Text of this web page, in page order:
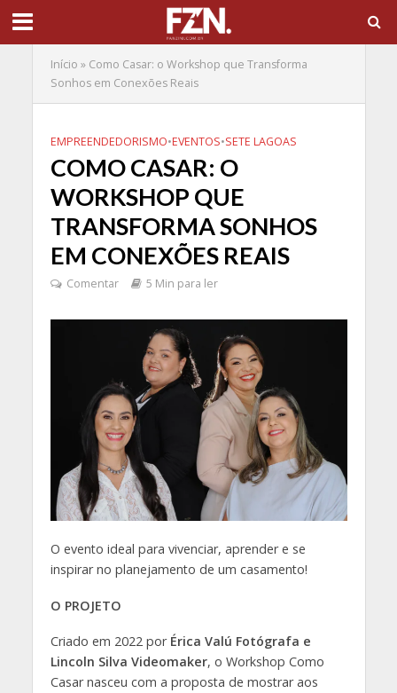
Início » Como Casar: o Workshop que Transforma
Sonhos em Conexões Reais
EMPREENDEDORISMO•EVENTOS•SETE LAGOAS
COMO CASAR: O
WORKSHOP QUE
TRANSFORMA SONHOS
EM CONEXÕES REAIS
Comentar 5 Min para ler
O evento ideal para vivenciar, aprender e se
inspirar no planejamento de um casamento!
O PROJETO
Criado em 2022 por Érica Valú Fotógrafa e
Lincoln Silva Videomaker, o Workshop Como
Casar nasceu com a proposta de mostrar aos